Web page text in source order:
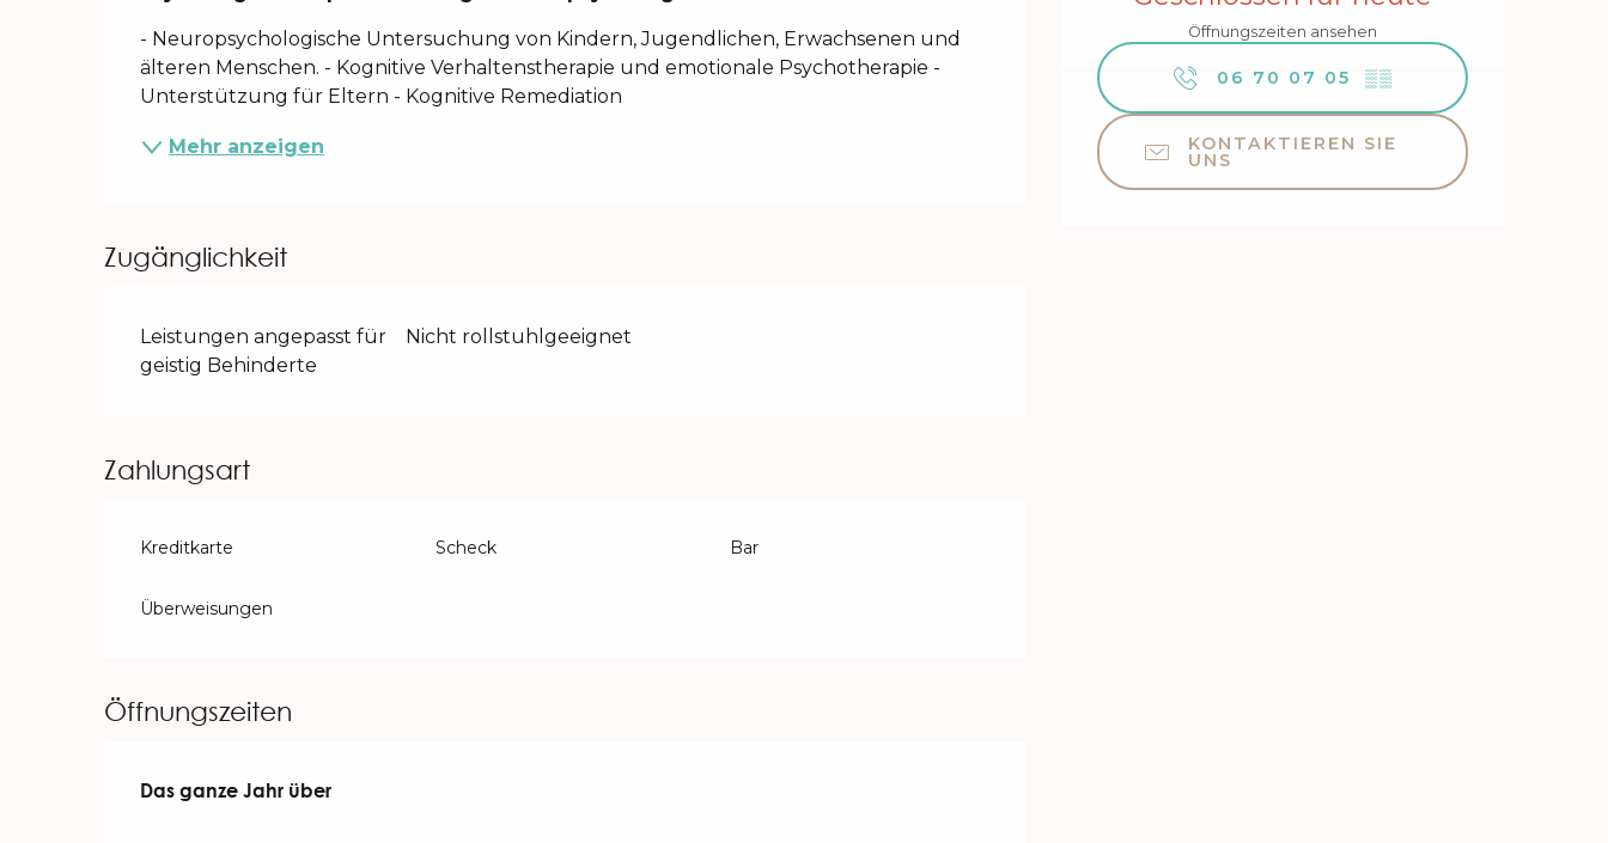
Öffnungszeiten ansehen
06 70 07 05 ▒▒
KONTAKTIEREN SIE
UNS
- Neuropsychologische Untersuchung von Kindern, Jugendlichen, Erwachsenen und
älteren Menschen. - Kognitive Verhaltenstherapie und emotionale Psychotherapie -
Unterstützung für Eltern - Kognitive Remediation
Mehr anzeigen
Zugänglichkeit
Leistungen angepasst für
geistig Behinderte
Nicht rollstuhlgeeignet
Zahlungsart
Kreditkarte Scheck Bar
Überweisungen
Öffnungszeiten
Das ganze Jahr über
Das ganze Jahr über